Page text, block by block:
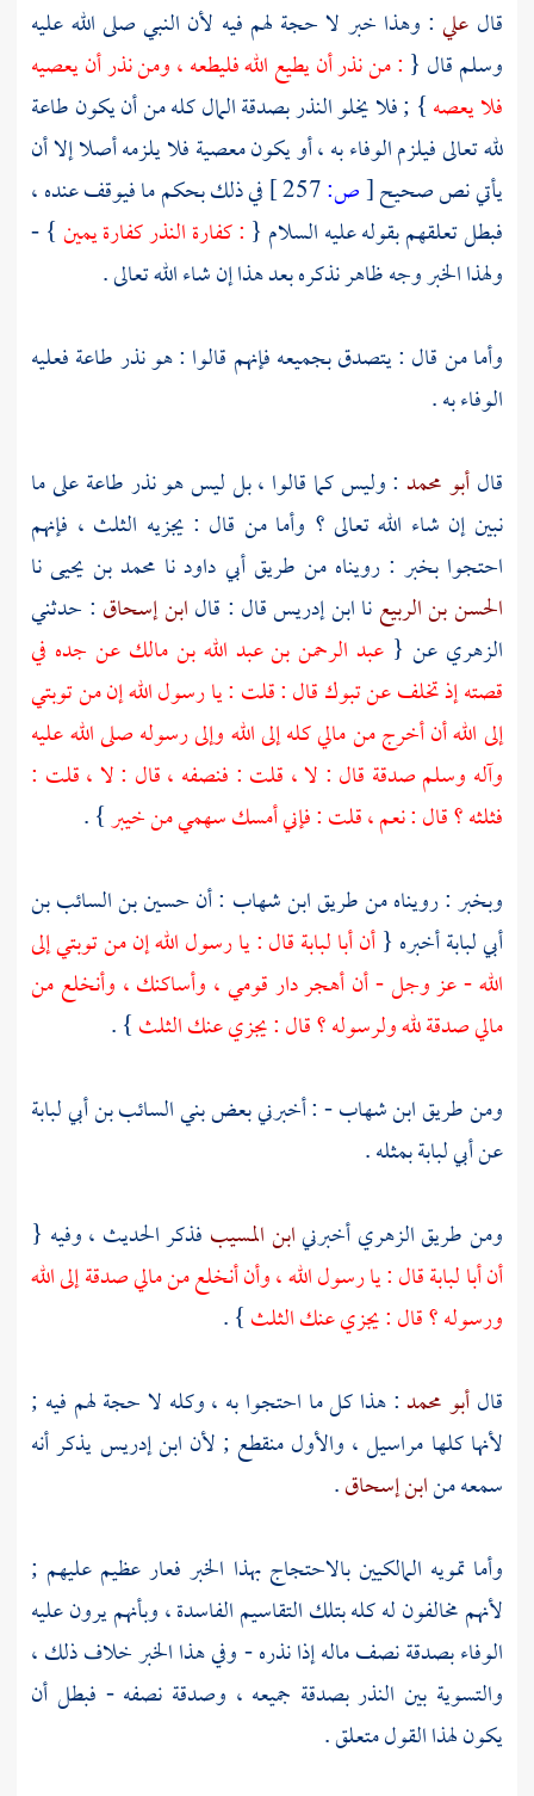
قال علي : وهذا خبر لا حجة لهم فيه لأن النبي صلى الله عليه
وسلم قال { : من نذر أن يطيع الله فليطعه ، ومن نذر أن يعصيه
فلا يعصه} ; فلا يخلو النذر بصدقة المال كله من أن يكون طاعة
لله تعالى فيلزم الوفاء به ، أو يكون معصية فلا يلزمه أصلا إلا أن
يأتي نص صحيح[ص:
في ذلك بحكم ما فيوقف عنده ،
فبطل تعلقهم بقوله عليه السلام { : كفارة النذر كفارة يمين} -
ولهذا الخبر وجه ظاهر نذكره بعد هذا إن شاء الله تعالى .
وأما من قال : يتصدق بجميعه فإنهم قالوا : هو نذر طاعة فعليه
الوفاء به .
قالأبو محمد : وليس كما قالوا ، بل ليس هو نذر طاعة على ما
نبين إن شاء الله تعالى ؟ وأما من قال : يجزيه الثلث ، فإنهم
احتجوا بخبر : رويناه من طريقأبي داودنا محمد بن يحيىنا
الحسن بن الربيعناابن إدريسقال : قالابن إسحاق : حدثني
الزهريعن { عبد الرحمن بن عبد الله بن مالك عن جده في
قصته إذ تخلف عنتبوكقال : قلت : يا رسول الله إن من توبتي
إلى الله أن أخرج من مالي كله إلى الله وإلى رسوله صلى الله عليه
وآله وسلم صدقة قال : لا ، قلت : فنصفه ، قال : لا ، قلت :
فثلثه ؟ قال : نعم ، قلت : فإني أمسك سهمي منخيبر} .
وبخبر : رويناه من طريقابن شهاب : أنحسين بن السائب بن
أبي لبابةأخبره {أنأبا لبابةقال : يا رسول الله إن من توبتي إلى
الله - عز وجل - أن أهجر دار قومي ، وأساكنك ، وأنخلع من
مالي صدقة لله ولرسوله ؟ قال : يجزي عنك الثلث} .
ومن طريقابن شهاب- : أخبرني بعضبني السائب بن أبي لبابة
عنأبي لبابةبمثله .
ومن طريقالزهريأخبرنيابن المسيب فذكر الحديث ، وفيه {
أنأبا لبابةقال : يا رسول الله ، وأن أنخلع من مالي صدقة إلى الله
ورسوله ؟ قال : يجزي عنك الثلث} .
قالأبو محمد: هذا كل ما احتجوا به ، وكله لا حجة لهم فيه ;
لأنها كلها مراسيل ، والأول منقطع ; لأن ابن إدريسيذكر أنه
سمعه منابن إسحاق.
وأما تمويه المالكيين بالاحتجاج بهذا الخبر فعار عظيم عليهم ;
لأنهم مخالفون له كله بتلك التقاسيم الفاسدة ، وبأنهم يرون عليه
الوفاء بصدقة نصف ماله إذا نذره - وفي هذا الخبر خلاف ذلك ،
والتسوية بين النذر بصدقة جميعه ، وصدقة نصفه - فبطل أن
يكون لهذا القول متعلق .